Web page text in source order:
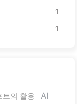
1
1
트의 활용 AI